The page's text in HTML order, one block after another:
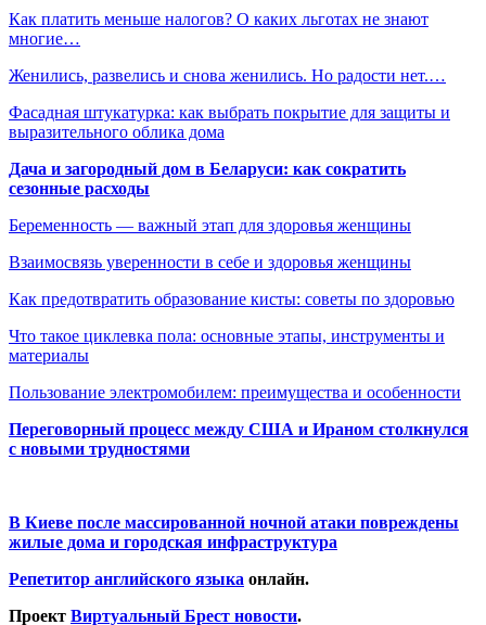
Как платить меньше налогов? О каких льготах не знают
многие…
Женились, развелись и снова женились. Но радости нет.…
Фасадная штукатурка: как выбрать покрытие для защиты и
выразительного облика дома
Дача и загородный дом в Беларуси: как сократить
сезонные расходы
Беременность — важный этап для здоровья женщины
Взаимосвязь уверенности в себе и здоровья женщины
Как предотвратить образование кисты: советы по здоровью
Что такое циклевка пола: основные этапы, инструменты и
материалы
Пользование электромобилем: преимущества и особенности
Переговорный процесс между США и Ираном столкнулся
с новыми трудностями
В Киеве после массированной ночной атаки повреждены
жилые дома и городская инфраструктура
Репетитор английского языка онлайн.
Проект Виртуальный Брест новости.